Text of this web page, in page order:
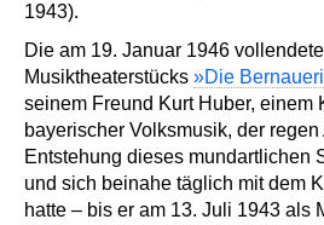
1943).
Die am 19. Januar 1946
Musiktheaterstücks »Die
seinem Freund Kurt Huber, einem
bayerischer Volksmusik, der
Entstehung dieses mundartlichen
und sich beinahe täglich mit dem
hatte – bis er am 13. Juli 1943 als